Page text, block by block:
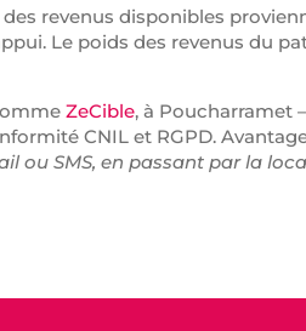
revenus disponibles
Le poids des revenus du
ZeCible, à Poucharramet
CNIL et RGPD.
ou SMS, en passant par la